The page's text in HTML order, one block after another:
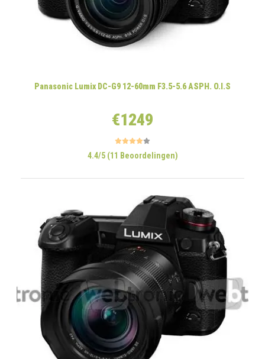
Panasonic Lumix DC-G9 12-60mm F3.5-5.6 ASPH. O.I.S
€1249
4.4/5 (11 Beoordelingen)